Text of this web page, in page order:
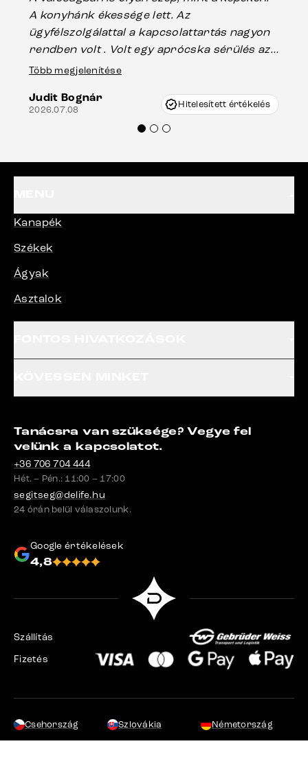
A konyhánk ékessége lett. Az
ügyfélszolgálattal a kapcsolattartás nagyon
rendben volt . Volt egy aprócska sérülés az
asztal talpánál, ami szállításkor
nagyon korrekten jártak el az ügyemben.
Mindenkinek ajánlani tudom a Delife
Több megjelenítése
Judit Bognár
2026.07.08 Hitelesített értékelés
Kanapék
Székek
Ágyak
Asztalok
Tanácsra van szüksége? Vegye fel
velünk a kapcsolatot.
+36 706 704 444
Hét. – Pén.: 11:00 – 17:00
segitseg@delife.hu
24 órán belül válaszolunk.
Google értékelések
4,8
Szállítás
Fizetés
Csehország Szlovákia Németország